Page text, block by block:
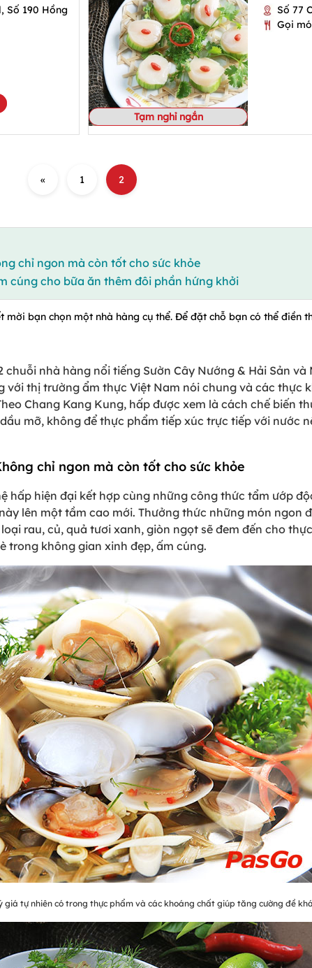
Số 190 Hồng
Tạm nghỉ ngắn
Số 77
Gọi
« 1 2
chỉ ngon mà còn tốt cho sức khỏe
cúng cho bữa ăn thêm đôi phần hứng khởi
mời bạn chọn một nhà hàng cụ thể. Để đặt chỗ bạn có thể điền
nhà hàng nổi tiếng Sườn Cây Nướng & Hải Sản và
với thị trường ẩm thực Việt Nam nói chung và các thực
Chang Kang Kung, hấp được xem là cách chế biến
mỡ, không để thực phẩm tiếp xúc trực tiếp với nước
chỉ ngon mà còn tốt cho sức khỏe
hiện đại kết hợp cùng những công thức tẩm ướp
lên một tầm cao mới. Thưởng thức những món ngon
rau, củ, quả tươi xanh, giòn ngọt sẽ đem đến cho
trong không gian xinh đẹp, ấm cúng.
tự nhiên có trong thực phẩm và các khoáng chất giúp tăng cường đề